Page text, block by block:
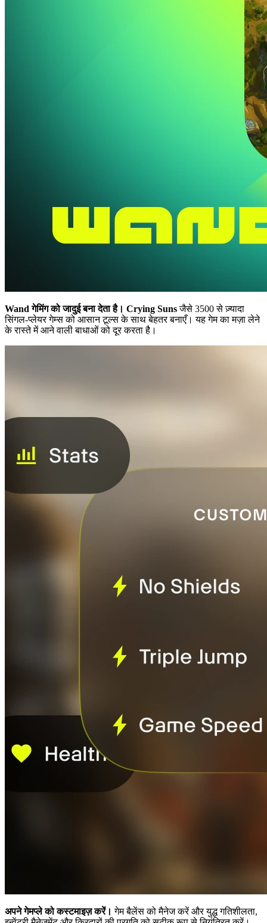
Wand गेमिंग को जादुई बना देता है। Crying Sunsजैसे 3500 से ज़्यादा
सिंगल-प्लेयर गेम्स को आसान टूल्स के साथ बेहतर बनाएँ। यह गेम का मज़ा लेने
के रास्ते में आने वाली बाधाओं को दूर करता है।
अपने गेमप्ले को कस्टमाइज़ करें। गेम बैलेंस को मैनेज करें और युद्ध गतिशीलता,